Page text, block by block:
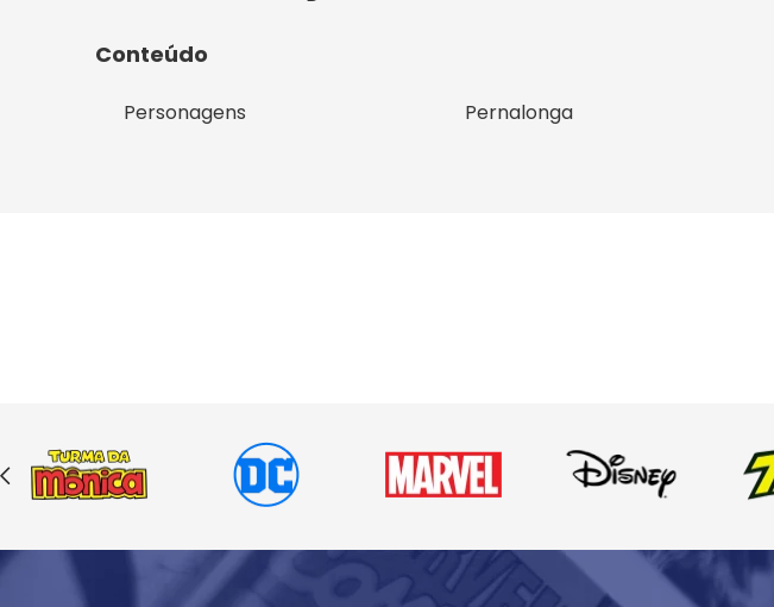
Conteúdo
Personagens Pernalonga